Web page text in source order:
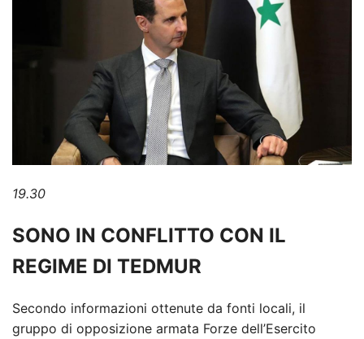
19.30
SONO IN CONFLITTO CON IL
REGIME DI TEDMUR
Secondo informazioni ottenute da fonti locali, il
gruppo di opposizione armata Forze dell’Esercito